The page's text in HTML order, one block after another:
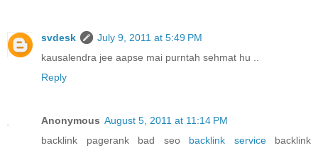
svdesk
July 9, 2011 at 5:49 PM
kausalendra jee aapse mai purntah sehmat hu ..
Reply
Anonymous August 5, 2011 at 11:14 PM
backlink pagerank bad seo backlink servicebacklink